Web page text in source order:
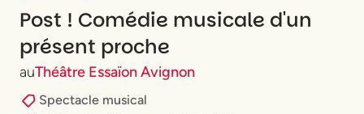
Post ! Comédie musicale d'un
présent proche
auThéâtre Essaïon Avignon
Spectacle musical